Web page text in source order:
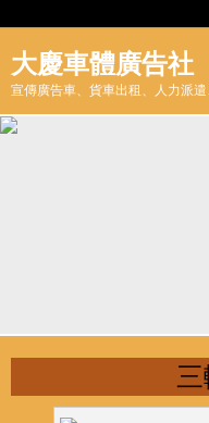
大慶車體廣告社
宣傳廣告車、貨車出租、人力派